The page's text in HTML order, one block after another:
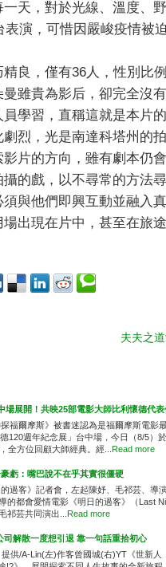
天，對於光線、溫度、
演，可惜因嚴峻疫情被迫
精良，僅有36人，性別比
雖貴為影后，卻完全沒
學習，直稱這就是本片
烈，光是南達科塔州的
片的方向，雖有劇本仍
的戲，以不尋常的方法
與他們即興互動並融入
出現在片中，甚至在旅
夫夫之
場展開！共映25部電影大師比利懷德代表
探福爾摩斯》被書迷認為是福爾摩斯電
120週年紀念展」台中場，今日（8/5
全方位回顧大師經典。經...
Read more
虧：嘴巴說不在乎其實很僵硬
的過客》記者會，左起陳妤、毛祁芸、
的都會愛情電影《明日的過客》（Last
祁芸共同演出...
Read more
解散一度想引退 靠一句話重拾初心
提供/A-Lin(左)作客曾國城(右)YT《世新